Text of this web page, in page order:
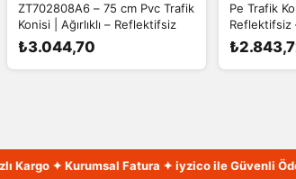
ZT702808A6 – 75 cm Pvc Trafik
Konisi | Ağırlıklı – Reflektifsiz
₺3.044,70
Pe Trafik
Reflektifsiz
✦ Kurumsal Fatura ✦ iyzico ile Güvenli Ödeme